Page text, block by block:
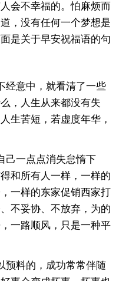
会不幸福的。怕麻烦而
，没有任何一个梦想是
是关于早安祝福语的句
经意中，就看清了一些
，人生从来都没有失
生苦短，若虚度年华，
己一点点消失怠惰下
和所有人一样，一样的
一样的东家促销西家打
不妥协、不放弃，为的
一路顺风，只是一种平
预料的，成功常常伴随